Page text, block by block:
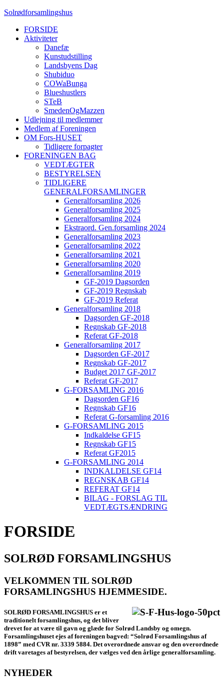
Solrødforsamlingshus
FORSIDE
Aktiviteter
Danefæ
Kunstudstilling
Landsbyens Dag
Shubiduo
COWaBunga
Blueshustlers
STeB
SmedenOgMazzen
Udlejning til medlemmer
Medlem af Foreningen
OM Fors-HUSET
Tidligere forpagter
FORENINGEN BAG
VEDTÆGTER
BESTYRELSEN
TIDLIGERE
GENERALFORSAMLINGER
Generalforsamling 2026
Generalforsamling 2025
Generalforsamling 2024
Ekstraord. Gen.forsamling 2024
Generalforsamling 2023
Generalforsamling 2022
Generalforsamling 2021
Generalforsamling 2020
Generalforsamling 2019
GF-2019 Dagsorden
GF-2019 Regnskab
GF-2019 Referat
Generalforsamling 2018
Dagsorden GF-2018
Regnskab GF-2018
Referat GF-2018
Generalforsamling 2017
Dagsorden GF-2017
Regnskab GF-2017
Budget 2017 GF-2017
Referat GF-2017
G-FORSAMLING 2016
Dagsorden GF16
Regnskab GF16
Referat G-forsamling 2016
G-FORSAMLING 2015
Indkaldelse GF15
Regnskab GF15
Referat GF2015
G-FORSAMLING 2014
INDKALDELSE GF14
REGNSKAB GF14
REFERAT GF14
BILAG - FORSLAG TIL
VEDTÆGTSÆNDRING
FORSIDE
SOLRØD FORSAMLINGSHUS
VELKOMMEN TIL SOLRØD
FORSAMLINGSHUS HJEMMESIDE.
SOLRØD FORSAMLINGSHUS er et
traditionelt forsamlingshus, og det bliver
drevet for at være til gavn og glæde for Solrød Landsby og omegn.
Forsamlingshuset ejes af foreningen bagved: “Solrød Forsamlingshus af
1898” med CVR nr. 3339 5884. Det overordnede ansvar og den overordnede
drift varetages af bestyrelsen, der vælges ved den årlige generalforsamling.
NYHEDER